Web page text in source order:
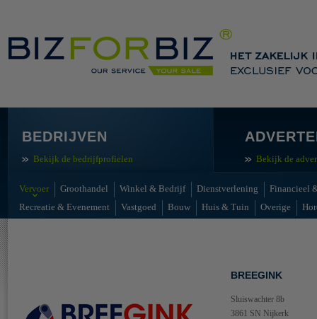
BEDRIJVEN
Bekijk de bedrijfprofielen Bekijk de
Vervoer Groothandel Winkel & Bedrijf Dienstverlening
Financieel
Recreatie & Evenement
Vastgoed Bouw Huis & Tuin Overige
BREEGINK
Sluiswachter 8b
3861 SN Nijkerk